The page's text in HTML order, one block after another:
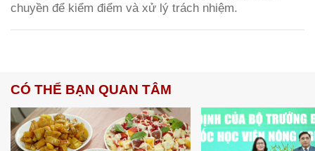
chuyền để kiểm điểm và xử lý trách nhiệm.
CÓ THỂ BẠN QUAN TÂM